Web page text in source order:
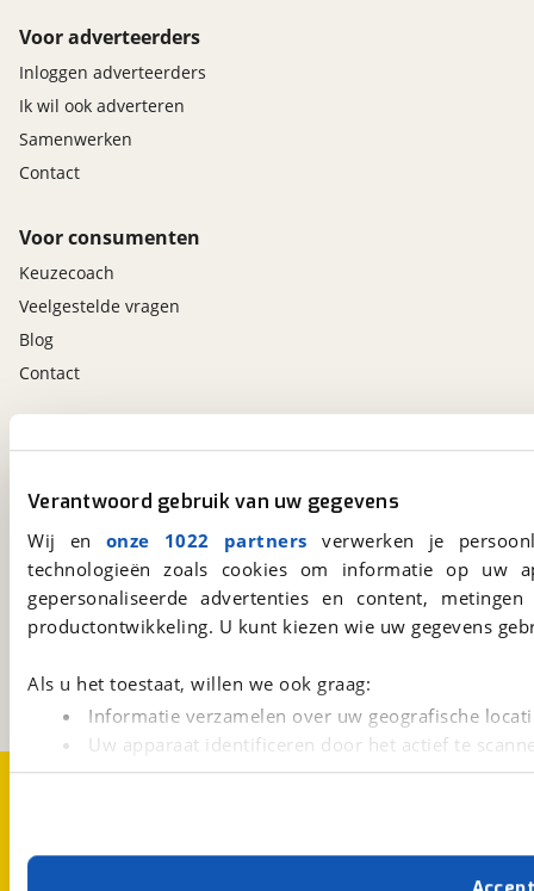
Verantwoord gebruik van uw gegevens
Wij en onze 1022 partners verwerken je
technologieën zoals cookies om informatie op
gepersonaliseerde advertenties en content,
productontwikkeling. U kunt kiezen wie uw gegevens
Als u het toestaat, willen we ook graag:
Informatie verzamelen over uw geografische
Uw apparaat identificeren door het actief te
Lees meer over hoe uw persoonlijke gegevens worden
Met cookies en vergelijkbare technieken zorgen we
Voor adverteerders
Inloggen adverteerders
Ik wil ook adverteren
Samenwerken
Contact
Voor consumenten
Keuzecoach
Veelgestelde vragen
Blog
Contact
viaBOVAG.nl
Kosterijland 15
Een initiatief van
viaBOVAG.nl app
Download 'm nu.
Over viaBOVAG.nlDisclaimer- en Privacyverklaring